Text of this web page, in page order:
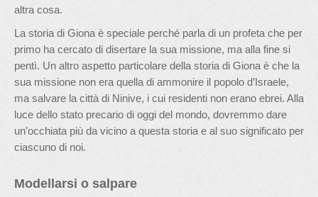
altra cosa.
La storia di Giona è speciale perché parla di un profeta che per
primo ha cercato di disertare la sua missione, ma alla fine si
pentì. Un altro aspetto particolare della storia di Giona è che la
sua missione non era quella di ammonire il popolo d’Israele,
ma salvare la città di Ninive, i cui residenti non erano ebrei. Alla
luce dello stato precario di oggi del mondo, dovremmo dare
un’occhiata più da vicino a questa storia e al suo significato per
ciascuno di noi.
Modellarsi o salpare